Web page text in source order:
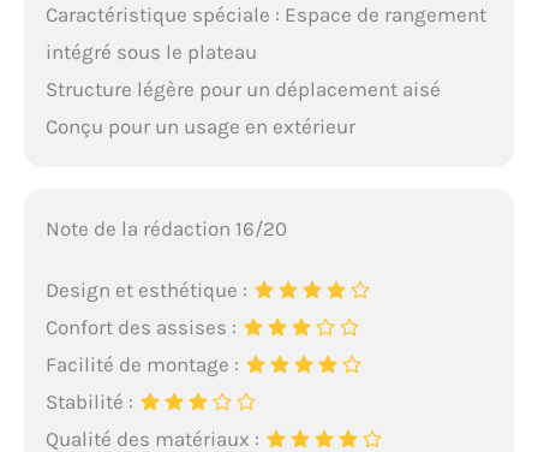
Caractéristique spéciale : Espace de rangement
intégré sous le plateau
Structure légère pour un déplacement aisé
Conçu pour un usage en extérieur
Note de la rédaction 16/20
Design et esthétique :
Confort des assises :
Facilité de montage :
Stabilité :
Qualité des matériaux :